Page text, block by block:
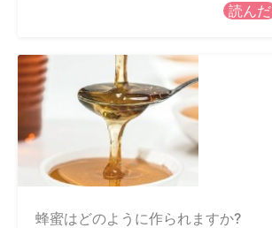
読んだ
蜂蜜はどのように作られますか?